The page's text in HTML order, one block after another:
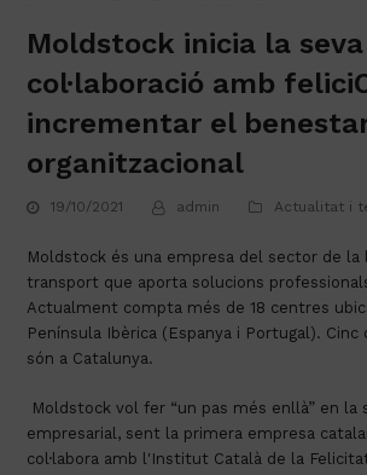
Moldstock inicia la seva
col·laboració amb
incrementar el
organitzacional
19/10/2021 admin Actualitat i
Moldstock és una empresa del sector de la
transport que aporta solucions
Actualment compta més de 18 centres
Península Ibèrica (Espanya i Portugal).
són a Catalunya.
empresarial, sent la primera empresa
col·labora amb l'Institut Català de la